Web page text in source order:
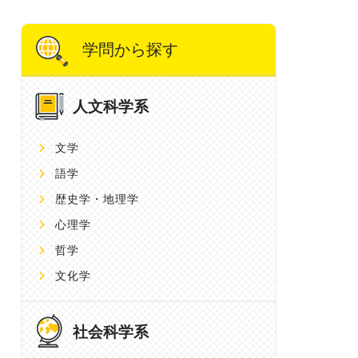
学問から探す
人文科学系
文学
語学
歴史学・地理学
心理学
哲学
文化学
社会科学系